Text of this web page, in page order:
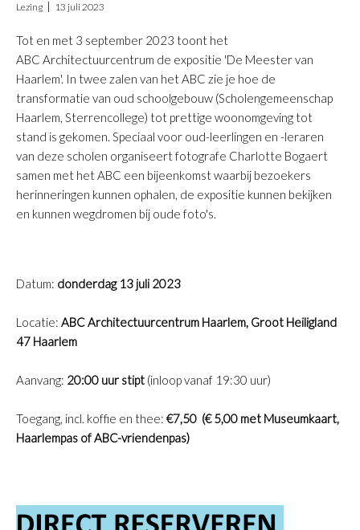
Lezing 13 juli 2023
Tot en met 3 september 2023 toont het
ABC Architectuurcentrum de expositie 'De Meester van
Haarlem'. In twee zalen van het ABC zie je hoe de
transformatie van oud schoolgebouw (Scholengemeenschap
Haarlem, Sterrencollege) tot prettige woonomgeving tot
stand is gekomen. Speciaal voor oud-leerlingen en -leraren
van deze scholen organiseert fotografe Charlotte Bogaert
samen met het ABC een bijeenkomst waarbij bezoekers
herinneringen kunnen ophalen, de expositie kunnen bekijken
en kunnen wegdromen bij oude foto's.
Datum: donderdag 13 juli 2023
Locatie: ABC Architectuurcentrum Haarlem, Groot Heiligland
47 Haarlem
Aanvang: 20:00 uur stipt (inloop vanaf 19:30 uur)
Toegang, incl. koffie en thee: €7,50 (€ 5,00 met Museumkaart,
Haarlempas of ABC-vriendenpas)